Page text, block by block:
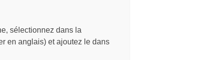
sélectionnez dans la
en anglais) et ajoutez le dans